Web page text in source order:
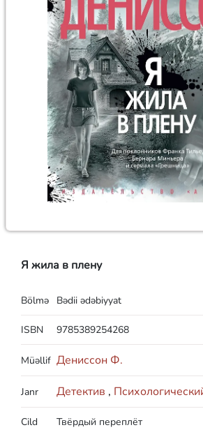
Я жила в плену
Bölmə Bədii ədəbiyyat
ISBN 9785389254268
Müəllif Дениссон Ф.
Janr Детектив ,
Cild Твёрдый переплёт